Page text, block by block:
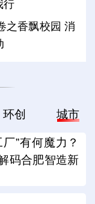
行
之香飘校园 消
环创 城市
”有何魔力？
码合肥智造新